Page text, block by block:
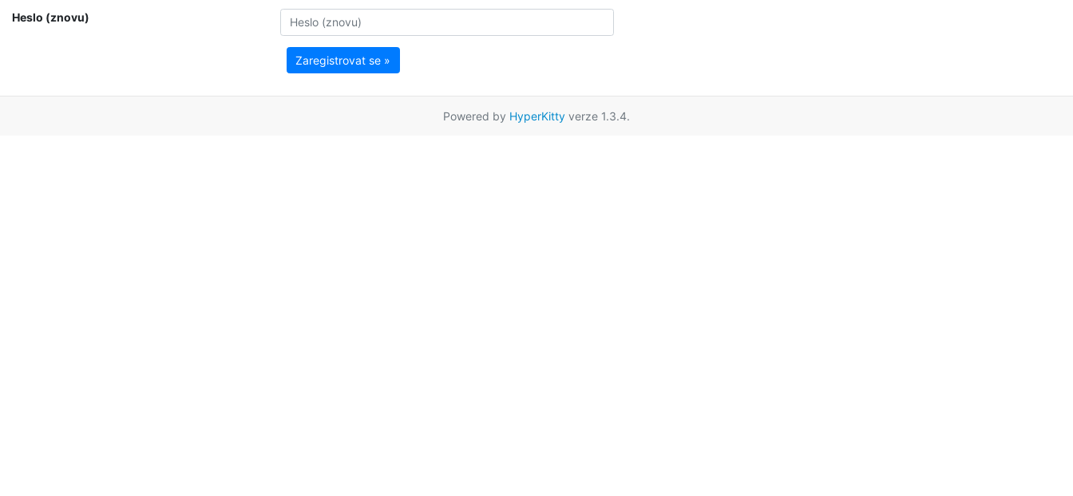
Heslo (znovu)
Zaregistrovat se »
Powered by HyperKitty verze 1.3.4.